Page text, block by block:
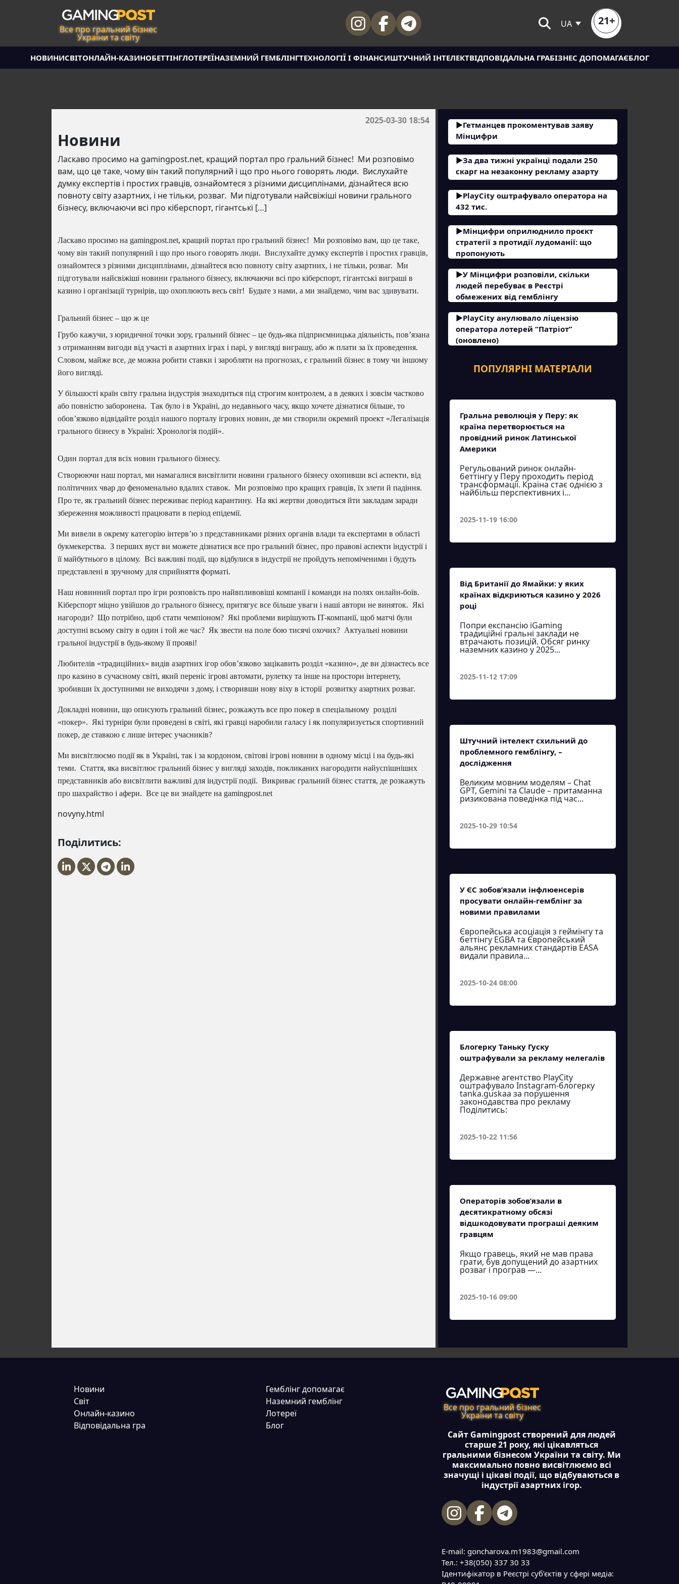
Все про гральний бізнес
України та світу
UA 21+
НОВИНИСВІТОНЛАЙН-КАЗИНОБЕТТІНГЛОТЕРЕЇНАЗЕМНИЙ ГЕМБЛІНГТЕХНОЛОГІЇ І ФІНАНСИШТУЧНИЙ ІНТЕЛЕКТВІДПОВІДАЛЬНА ГРАБІЗНЕС ДОПОМАГАЄБЛОГ
2025-03-30 18:54
Новини
Ласкаво просимо на gamingpost.net, кращий портал про гральний бізнес! Ми розповімо
вам, що це таке, чому він такий популярний і що про нього говорять люди. Вислухайте
думку експертів і простих гравців, ознайомтеся з різними дисциплінами, дізнайтеся всю
повноту світу азартних, і не тільки, розваг. Ми підготували найсвіжіші новини грального
бізнесу, включаючи всі про кіберспорт, гігантські […]
Ласкаво просимо на gamingpost.net, кращий портал про гральний бізнес! Ми розповімо вам, що це таке,
чому він такий популярний і що про нього говорять люди. Вислухайте думку експертів і простих гравців,
ознайомтеся з різними дисциплінами, дізнайтеся всю повноту світу азартних, і не тільки, розваг. Ми
підготували найсвіжіші новини грального бізнесу, включаючи всі про кіберспорт, гігантські виграші в
казино і організації турнірів, що охоплюють весь світ! Будьте з нами, а ми знайдемо, чим вас здивувати.
Гральний бізнес – що ж це
Грубо кажучи, з юридичної точки зору, гральний бізнес – це будь-яка підприємницька діяльність, пов’язана
з отриманням вигоди від участі в азартних іграх і парі, у вигляді виграшу, або ж плати за їх проведення.
Словом, майже все, де можна робити ставки і заробляти на прогнозах, є гральний бізнес в тому чи іншому
його вигляді.
У більшості країн світу гральна індустрія знаходиться під строгим контролем, а в деяких і зовсім частково
або повністю заборонена. Так було і в Україні, до недавнього часу, якщо хочете дізнатися більше, то
обов’язково відвідайте розділ нашого порталу ігрових новин, де ми створили окремий проект «Легалізація
грального бізнесу в Україні: Хронологія подій».
Один портал для всіх новин грального бізнесу.
Створюючи наш портал, ми намагалися висвітлити новини грального бізнесу охопивши всі аспекти, від
політичних чвар до феноменально вдалих ставок. Ми розповімо про кращих гравців, їх злети й падіння.
Про те, як гральний бізнес переживає період карантину. На які жертви доводиться йти закладам заради
збереження можливості працювати в період епідемії.
Ми вивели в окрему категорію інтерв’ю з представниками різних органів влади та експертами в області
букмекерства. З перших вуст ви можете дізнатися все про гральний бізнес, про правові аспекти індустрії і
її майбутнього в цілому. Всі важливі події, що відбулися в індустрії не пройдуть непоміченими і будуть
представлені в зручному для сприйняття форматі.
Наш новинний портал про ігри розповість про найвпливовіші компанії і команди на полях онлайн-боїв.
Кіберспорт міцно увійшов до грального бізнесу, притягує все більше уваги і наші автори не виняток. Які
нагороди? Що потрібно, щоб стати чемпіоном? Які проблеми вирішують IT-компанії, щоб матчі були
доступні всьому світу в один і той же час? Як звести на поле бою тисячі охочих? Актуальні новини
гральної індустрії в будь-якому її прояві!
Любителів «традиційних» видів азартних ігор обов’язково зацікавить розділ «казино», де ви дізнаєтесь все
про казино в сучасному світі, який переніс ігрові автомати, рулетку та інше на простори інтернету,
зробивши їх доступними не виходячи з дому, і створивши нову віху в історії розвитку азартних розваг.
Докладні новини, що описують гральний бізнес, розкажуть все про покер в спеціальному розділі
«покер». Які турніри були проведені в світі, які гравці наробили галасу і як популяризується спортивний
покер, де ставкою є лише інтерес учасників?
Ми висвітлюємо події як в Україні, так і за кордоном, світові ігрові новини в одному місці і на будь-які
теми. Стаття, яка висвітлює гральний бізнес у вигляді заходів, покликаних нагородити найуспішніших
представників або висвітлити важливі для індустрії події. Викриває гральний бізнес стаття, де розкажуть
про шахрайство і афери. Все це ви знайдете на gamingpost.net
novyny.html
Поділитись:
Гетманцев прокоментував заяву
Мінцифри
За два тижні українці подали 250
скарг на незаконну рекламу азарту
PlayCity оштрафувало оператора на
432 тис.
Мінцифри оприлюднило проєкт
стратегії з протидії лудоманії: що
пропонують
У Мінцифри розповіли, скільки
людей перебуває в Реєстрі
обмежених від гемблінгу
PlayCity анулювало ліцензію
оператора лотерей “Патріот”
(оновлено)
ПОПУЛЯРНІ МАТЕРІАЛИ
Гральна революція у Перу: як
країна перетворюється на
провідний ринок Латинської
Америки
Регульований ринок онлайн-
беттінгу у Перу проходить період
трансформації. Країна стає однією з
найбільш перспективних і...
2025-11-19 16:00
Від Британії до Ямайки: у яких
країнах відкриються казино у 2026
році
Попри експансію iGaming
традиційні гральні заклади не
втрачають позицій. Обсяг ринку
наземних казино у 2025...
2025-11-12 17:09
Штучний інтелект схильний до
проблемного гемблінгу, –
дослідження
Великим мовним моделям – Chat
GPT, Gemini та Claude – притаманна
ризикована поведінка під час...
2025-10-29 10:54
У ЄС зобов’язали інфлюенсерів
просувати онлайн-гемблінг за
новими правилами
Європейська асоціація з геймінгу та
беттінгу EGBA та Європейський
альянс рекламних стандартів EASA
видали правила...
2025-10-24 08:00
Блогерку Таньку Гуску
оштрафували за рекламу нелегалів
Державне агентство PlayCity
оштрафувало Instagram-блогерку
tanka.guskaa за порушення
законодавства про рекламу
Поділитись:
2025-10-22 11:56
Операторів зобов’язали в
десятикратному обсязі
відшкодовувати програші деяким
гравцям
Якщо гравець, який не мав права
грати, був допущений до азартних
розваг і програв —...
2025-10-16 09:00
Новини
Світ
Онлайн-казино
Відповідальна гра
Гемблінг допомагає
Наземний гемблінг
Лотереї
Блог
Все про гральний бізнес
України та світу
Сайт Gamingpost створений для людей
старше 21 року, які цікавляться
гральними бізнесом України та світу. Ми
максимально повно висвітлюємо всі
значущі і цікаві події, що відбуваються в
індустрії азартних ігор.
E-mail: goncharova.m1983@gmail.com
Тел.: +38(050) 337 30 33
Ідентифікатор в Реєстрі суб’єктів у сфері медіа: